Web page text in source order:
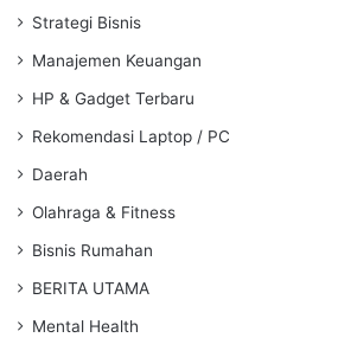
Strategi Bisnis
Manajemen Keuangan
HP & Gadget Terbaru
Rekomendasi Laptop / PC
Daerah
Olahraga & Fitness
Bisnis Rumahan
BERITA UTAMA
Mental Health